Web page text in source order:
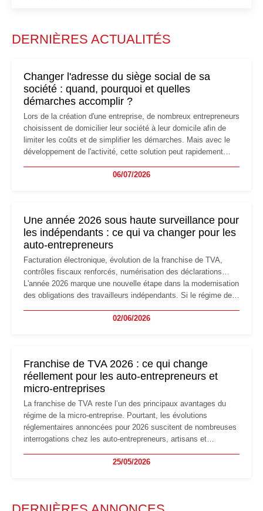
DERNIÈRES ACTUALITÉS
Changer l'adresse du siège social de sa
société : quand, pourquoi et quelles
démarches accomplir ?
Lors de la création d'une entreprise, de nombreux entrepreneurs
choisissent de domicilier leur société à leur domicile afin de
limiter les coûts et de simplifier les démarches. Mais avec le
développement de l'activité, cette solution peut rapidement
professionnels, recrutement, image de marque… Le
06/07/2026
Une année 2026 sous haute surveillance pour
les indépendants : ce qui va changer pour les
auto-entrepreneurs
Facturation électronique, évolution de la franchise de TVA,
contrôles fiscaux renforcés, numérisation des déclarations…
L'année 2026 marque une nouvelle étape dans la modernisation
des obligations des travailleurs indépendants. Si le régime de
les auto-entrepreneurs devront s'adapter à un environnement
02/06/2026
Franchise de TVA 2026 : ce qui change
réellement pour les auto-entrepreneurs et
micro-entreprises
La franchise de TVA reste l’un des principaux avantages du
régime de la micro-entreprise. Pourtant, les évolutions
réglementaires annoncées pour 2026 suscitent de nombreuses
interrogations chez les auto-entrepreneurs, artisans et
facturation ou risque de bascule vers la TVA : les règles
25/05/2026